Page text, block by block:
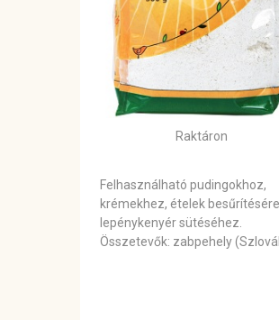
Raktáron
Felhasználható pudingokhoz,
krémekhez, ételek besűrítésére
lepénykenyér sütéséhez.
Összetevők: zabpehely